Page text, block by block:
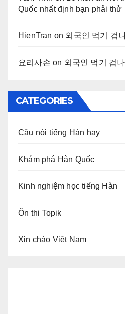
Quốc nhất định bạn phải thử
HienTran on 외국인 먹기 겁
요리사손 on 외국인 먹기 겁
CATEGORIES
Câu nói tiếng Hàn hay
Khám phá Hàn Quốc
Kinh nghiệm học tiếng Hàn
Ôn thi Topik
Xin chào Việt Nam